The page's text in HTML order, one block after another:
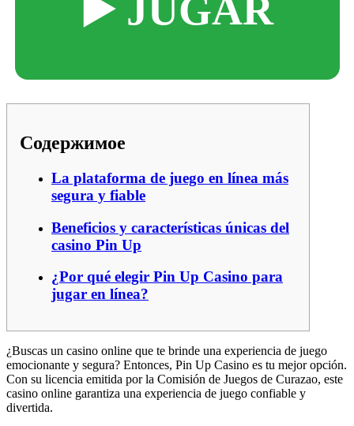
▶️ JUGAR
Содержимое
La plataforma de juego en línea más
segura y fiable
Beneficios y características únicas del
casino Pin Up
¿Por qué elegir Pin Up Casino para
jugar en línea?
¿Buscas un casino online que te brinde una experiencia de juego
emocionante y segura? Entonces, Pin Up Casino es tu mejor opción.
Con su licencia emitida por la Comisión de Juegos de Curazao, este
casino online garantiza una experiencia de juego confiable y
divertida.